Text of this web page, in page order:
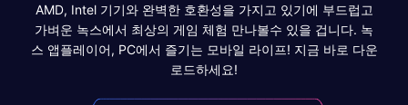
AMD, Intel 기기와 완벽한 호환성을 가지고 있기에 부드럽고
가벼운 녹스에서 최상의 게임 체험 만나볼수 있을 겁니다. 녹
스 앱플레이어, PC에서 즐기는 모바일 라이프! 지금 바로 다운
로드하세요!